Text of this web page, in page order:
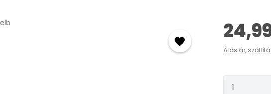
Normál ár:
Áfás ár,